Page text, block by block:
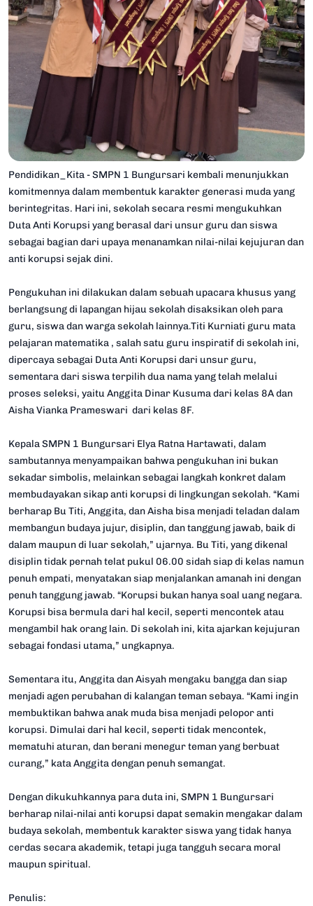
Pendidikan_Kita - SMPN 1 Bungursari kembali menunjukkan
komitmennya dalam membentuk karakter generasi muda yang
berintegritas. Hari ini, sekolah secara resmi mengukuhkan
Duta Anti Korupsi yang berasal dari unsur guru dan siswa
sebagai bagian dari upaya menanamkan nilai-nilai kejujuran dan
anti korupsi sejak dini.
Pengukuhan ini dilakukan dalam sebuah upacara khusus yang
berlangsung di lapangan hijau sekolah disaksikan oleh para
guru, siswa dan warga sekolah lainnya.Titi Kurniati guru mata
pelajaran matematika , salah satu guru inspiratif di sekolah ini,
dipercaya sebagai Duta Anti Korupsi dari unsur guru,
sementara dari siswa terpilih dua nama yang telah melalui
proses seleksi, yaitu Anggita Dinar Kusuma dari kelas 8A dan
Aisha Vianka Prameswari dari kelas 8F.
Kepala SMPN 1 Bungursari Elya Ratna Hartawati, dalam
sambutannya menyampaikan bahwa pengukuhan ini bukan
sekadar simbolis, melainkan sebagai langkah konkret dalam
membudayakan sikap anti korupsi di lingkungan sekolah. “Kami
berharap Bu Titi, Anggita, dan Aisha bisa menjadi teladan dalam
membangun budaya jujur, disiplin, dan tanggung jawab, baik di
dalam maupun di luar sekolah,” ujarnya. Bu Titi, yang dikenal
disiplin tidak pernah telat pukul 06.00 sidah siap di kelas namun
penuh empati, menyatakan siap menjalankan amanah ini dengan
penuh tanggung jawab. “Korupsi bukan hanya soal uang negara.
Korupsi bisa bermula dari hal kecil, seperti mencontek atau
mengambil hak orang lain. Di sekolah ini, kita ajarkan kejujuran
sebagai fondasi utama,” ungkapnya.
Sementara itu, Anggita dan Aisyah mengaku bangga dan siap
menjadi agen perubahan di kalangan teman sebaya. “Kami ingin
membuktikan bahwa anak muda bisa menjadi pelopor anti
korupsi. Dimulai dari hal kecil, seperti tidak mencontek,
mematuhi aturan, dan berani menegur teman yang berbuat
curang,” kata Anggita dengan penuh semangat.
Dengan dikukuhkannya para duta ini, SMPN 1 Bungursari
berharap nilai-nilai anti korupsi dapat semakin mengakar dalam
budaya sekolah, membentuk karakter siswa yang tidak hanya
cerdas secara akademik, tetapi juga tangguh secara moral
maupun spiritual.
Penulis: